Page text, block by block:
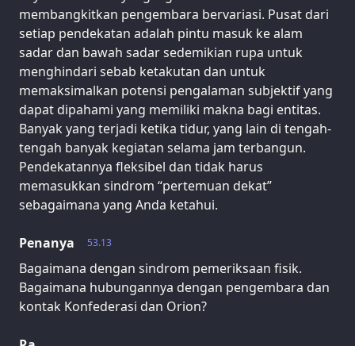
membangkitkan pengembara bervariasi. Pusat dari
setiap pendekatan adalah pintu masuk ke alam
sadar dan bawah sadar sedemikian rupa untuk
menghindari sebab ketakutan dan untuk
memaksimalkan potensi pengalaman subjektif yang
dapat dipahami yang memiliki makna bagi entitas.
Banyak yang terjadi ketika tidur, yang lain di tengah-
tengah banyak kegiatan selama jam terbangun.
Pendekatannya fleksibel dan tidak harus
memasukkan sindrom “pertemuan dekat”
sebagaimana yang Anda ketahui.
53.13
Penanya
Bagaimana dengan sindrom pemeriksaan fisik.
Bagaimana hubungannya dengan pengembara dan
kontak Konfederasi dan Orion?